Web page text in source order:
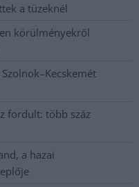
a tüzeknél
körülményekről
fordult: több száz
a hazai